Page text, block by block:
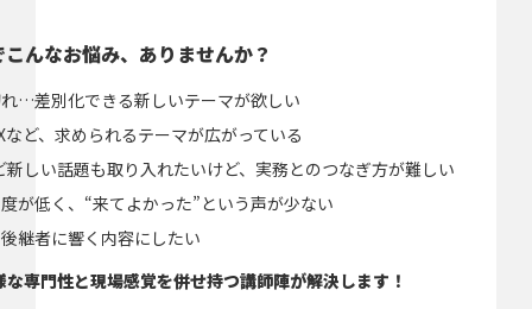
んなお悩み、ありませんか？
…差別化できる新しいテーマが欲しい
ど、求められるテーマが広がっている
しい話題も取り入れたいけど、実務とのつなぎ方が難しい
が低く、“来てよかった”という声が少ない
継者に響く内容にしたい
な専門性と現場感覚を併せ持つ講師陣が解決します！